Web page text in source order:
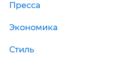
Пресса
Экономика
Стиль